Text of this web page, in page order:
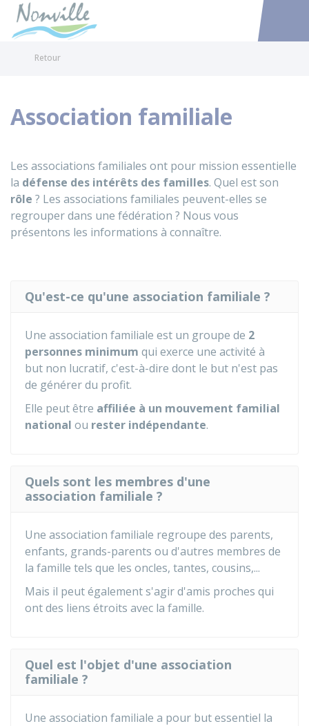
Accéder
Retour
Association familiale
Les associations familiales ont pour mission essentielle
la défense des intérêts des familles. Quel est son
rôle ? Les associations familiales peuvent-elles se
regrouper dans une fédération ? Nous vous
présentons les informations à connaître.
Qu'est-ce qu'une association familiale ?
Une association familiale est un groupe de 2
personnes minimum qui exerce une activité à
but non lucratif, c'est-à-dire dont le but n'est pas
de générer du profit.
Elle peut être affiliée à un mouvement familial
national ou rester indépendante.
Quels sont les membres d'une
association familiale ?
Une association familiale regroupe des parents,
enfants, grands-parents ou d'autres membres de
la famille tels que les oncles, tantes, cousins,...
Mais il peut également s'agir d'amis proches qui
ont des liens étroits avec la famille.
Quel est l'objet d'une association
familiale ?
Une association familiale a pour but essentiel la